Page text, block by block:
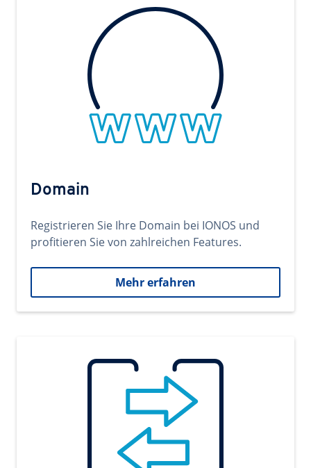
Domain
Registrieren Sie Ihre Domain bei IONOS und
profitieren Sie von zahlreichen Features.
Mehr erfahren